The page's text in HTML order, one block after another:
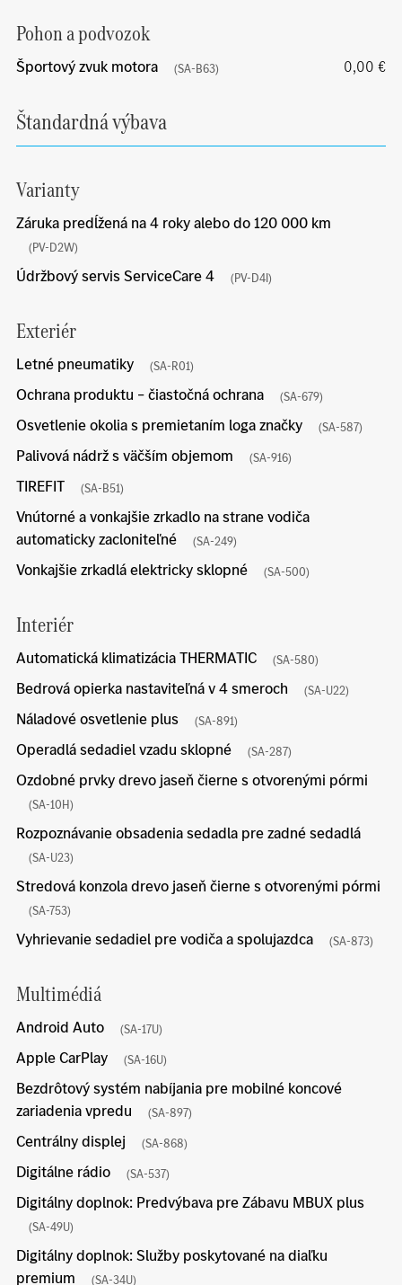
Pohon a podvozok
Športový zvuk motora (SA-B63) 0,00 €
Štandardná výbava
Varianty
Záruka predĺžená na 4 roky alebo do 120 000 km
(PV-D2W)
Údržbový servis ServiceCare 4 (PV-D4I)
Exteriér
Letné pneumatiky (SA-R01)
Ochrana produktu – čiastočná ochrana (SA-679)
Osvetlenie okolia s premietaním loga značky (SA-587)
Palivová nádrž s väčším objemom (SA-916)
TIREFIT (SA-B51)
Vnútorné a vonkajšie zrkadlo na strane vodiča
automaticky zacloniteľné
(SA-249)
Vonkajšie zrkadlá elektricky sklopné (SA-500)
Interiér
Automatická klimatizácia THERMATIC (SA-580)
Bedrová opierka nastaviteľná v 4 smeroch (SA-U22)
Náladové osvetlenie plus (SA-891)
Operadlá sedadiel vzadu sklopné (SA-287)
Ozdobné prvky drevo jaseň čierne s otvorenými pórmi
(SA-10H)
Rozpoznávanie obsadenia sedadla pre zadné sedadlá
(SA-U23)
Stredová konzola drevo jaseň čierne s otvorenými pórmi
(SA-753)
Vyhrievanie sedadiel pre vodiča a spolujazdca (SA-873)
Multimédiá
Android Auto (SA-17U)
Apple CarPlay (SA-16U)
Bezdrôtový systém nabíjania pre mobilné koncové
zariadenia vpredu
(SA-897)
Centrálny displej (SA-868)
Digitálne rádio (SA-537)
Digitálny doplnok: Predvýbava pre Zábavu MBUX plus
(SA-49U)
Digitálny doplnok: Služby poskytované na diaľku
premium
(SA-34U)